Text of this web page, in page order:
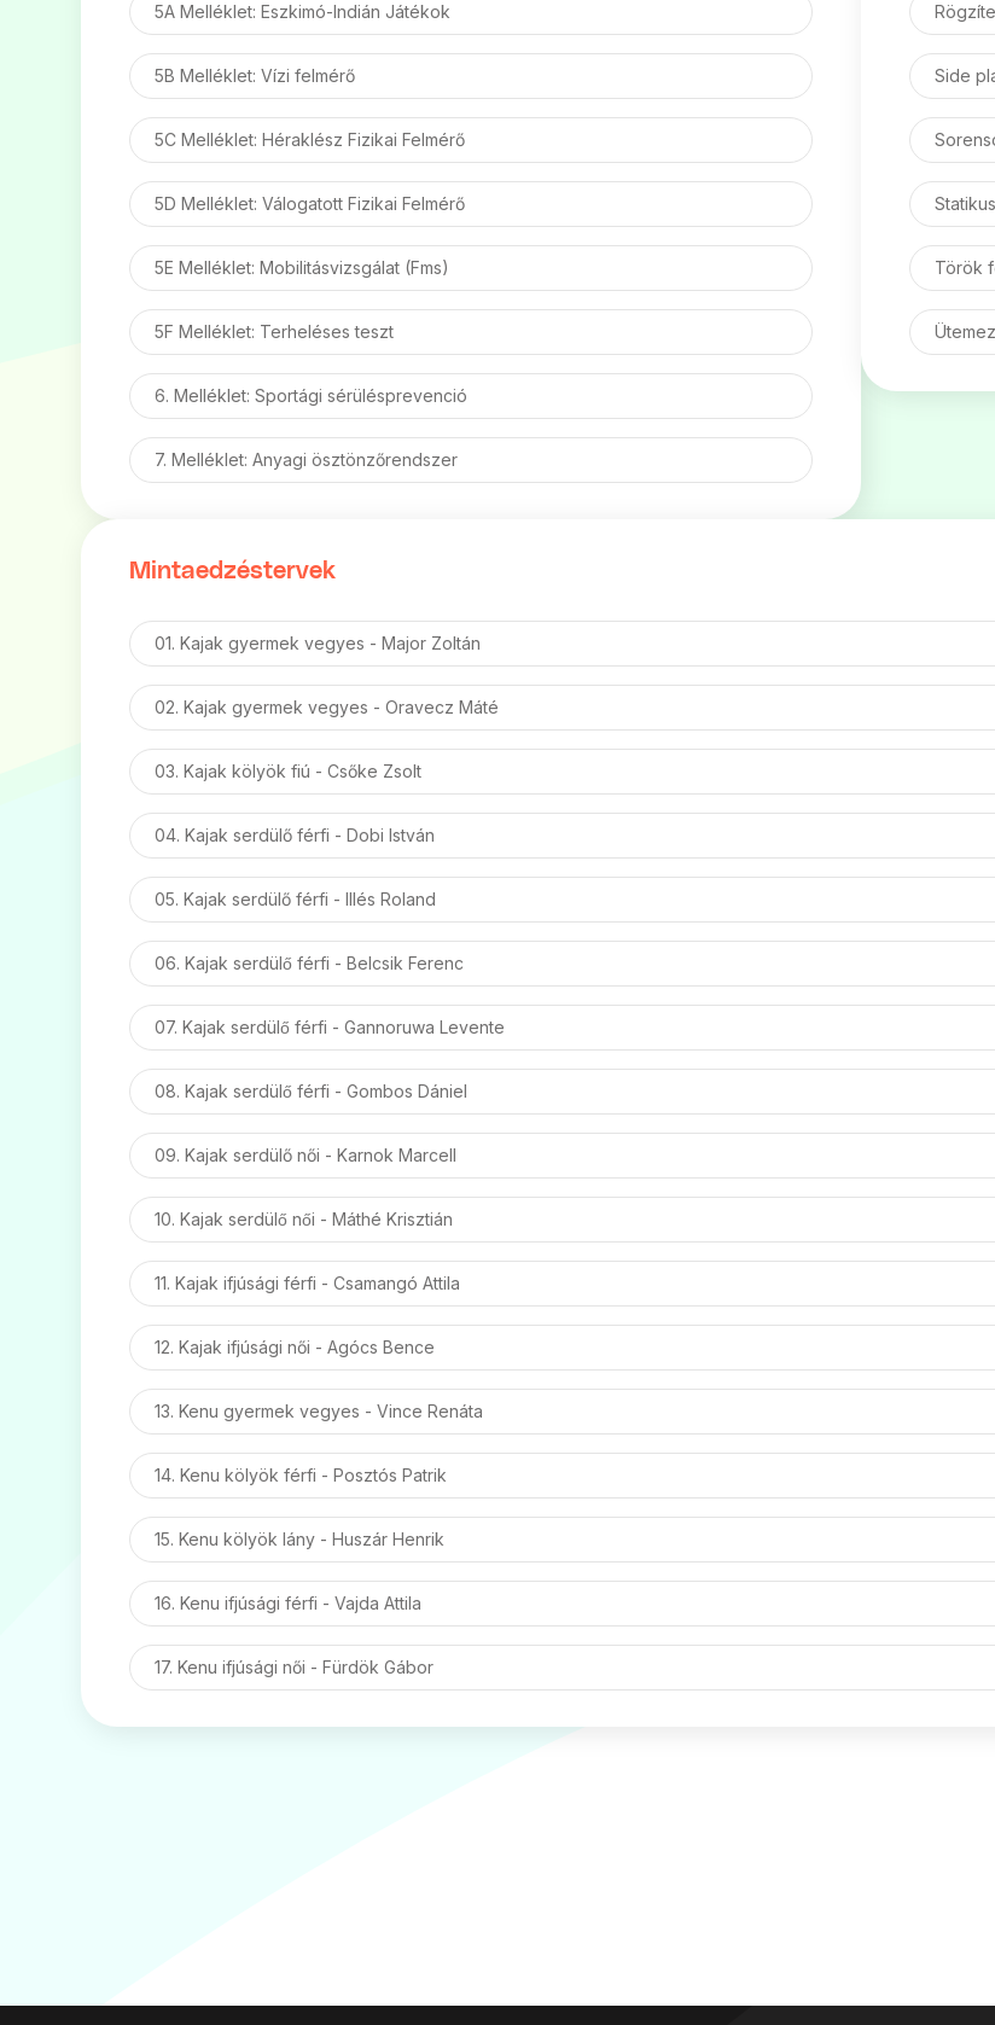
5A Melléklet: Eszkimó-Indián Játékok
5B Melléklet: Vízi felmérő
5C Melléklet: Héraklész Fizikai Felmérő
5D Melléklet: Válogatott Fizikai Felmérő
5E Melléklet: Mobilitásvizsgálat (Fms)
5F Melléklet: Terheléses teszt
6. Melléklet: Sportági sérülésprevenció
7. Melléklet: Anyagi ösztönzőrendszer
Side
Török
Mintaedzéstervek
01. Kajak gyermek vegyes - Major Zoltán
02. Kajak gyermek vegyes - Oravecz Máté
03. Kajak kölyök fiú - Csőke Zsolt
04. Kajak serdülő férfi - Dobi István
05. Kajak serdülő férfi - Illés Roland
06. Kajak serdülő férfi - Belcsik Ferenc
07. Kajak serdülő férfi - Gannoruwa Levente
08. Kajak serdülő férfi - Gombos Dániel
09. Kajak serdülő női - Karnok Marcell
10. Kajak serdülő női - Máthé Krisztián
11. Kajak ifjúsági férfi - Csamangó Attila
12. Kajak ifjúsági női - Agócs Bence
13. Kenu gyermek vegyes - Vince Renáta
14. Kenu kölyök férfi - Posztós Patrik
15. Kenu kölyök lány - Huszár Henrik
16. Kenu ifjúsági férfi - Vajda Attila
17. Kenu ifjúsági női - Fürdök Gábor